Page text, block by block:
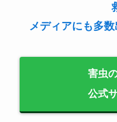
メディアにも多
害虫
公式